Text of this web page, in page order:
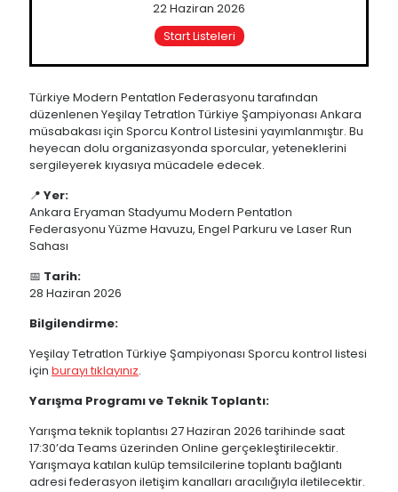
22 Haziran 2026
Start Listeleri
Türkiye Modern Pentatlon Federasyonu tarafından
düzenlenen Yeşilay Tetratlon Türkiye Şampiyonası Ankara
müsabakası için Sporcu Kontrol Listesini yayımlanmıştır. Bu
heyecan dolu organizasyonda sporcular, yeteneklerini
sergileyerek kıyasıya mücadele edecek.
📍 Yer:
Ankara Eryaman Stadyumu Modern Pentatlon
Federasyonu Yüzme Havuzu, Engel Parkuru ve Laser Run
Sahası
📅 Tarih:
28 Haziran 2026
Bilgilendirme:
Yeşilay Tetratlon Türkiye Şampiyonası Sporcu kontrol listesi
için burayı tıklayınız.
Yarışma Programı ve Teknik Toplantı:
Yarışma teknik toplantısı 27 Haziran 2026 tarihinde saat
17:30’da Teams üzerinden Online gerçekleştirilecektir.
Yarışmaya katılan kulüp temsilcilerine toplantı bağlantı
adresi federasyon iletişim kanalları aracılığıyla iletilecektir.